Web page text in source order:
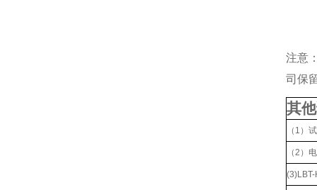
注意
司保
其
（1）
（2）